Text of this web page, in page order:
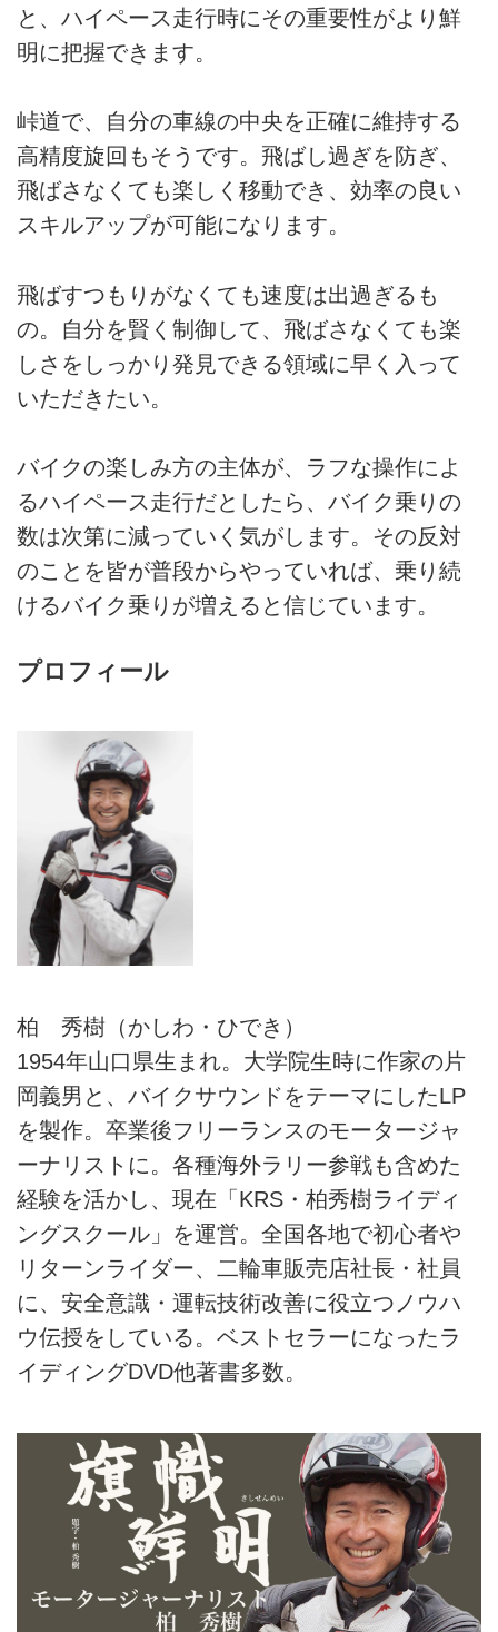
と、ハイペース走行時にその重要性がより鮮
明に把握できます。
峠道で、自分の車線の中央を正確に維持する
高精度旋回もそうです。飛ばし過ぎを防ぎ、
飛ばさなくても楽しく移動でき、効率の良い
スキルアップが可能になります。
飛ばすつもりがなくても速度は出過ぎるも
の。自分を賢く制御して、飛ばさなくても楽
しさをしっかり発見できる領域に早く入って
いただきたい。
バイクの楽しみ方の主体が、ラフな操作によ
るハイペース走行だとしたら、バイク乗りの
数は次第に減っていく気がします。その反対
のことを皆が普段からやっていれば、乗り続
けるバイク乗りが増えると信じています。
プロフィール
柏 秀樹（かしわ・ひでき）
1954年山口県生まれ。大学院生時に作家の片
岡義男と、バイクサウンドをテーマにしたLP
を製作。卒業後フリーランスのモータージャ
ーナリストに。各種海外ラリー参戦も含めた
経験を活かし、現在「KRS・柏秀樹ライディ
ングスクール」を運営。全国各地で初心者や
リターンライダー、二輪車販売店社長・社員
に、安全意識・運転技術改善に役立つノウハ
ウ伝授をしている。ベストセラーになったラ
イディングDVD他著書多数。